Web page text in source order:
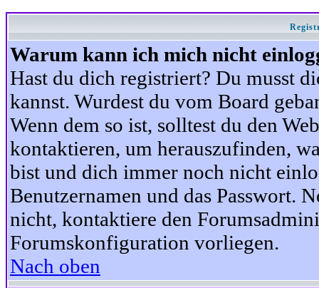
Warum kann ich mich nicht
Hast du dich registriert? Du musst
kannst. Wurdest du vom Board
Wenn dem so ist, solltest du den
kontaktieren, um herauszufinden,
bist und dich immer noch nicht
Benutzernamen und das Passwort.
nicht, kontaktiere den
Forumskonfiguration vorliegen.
Nach oben